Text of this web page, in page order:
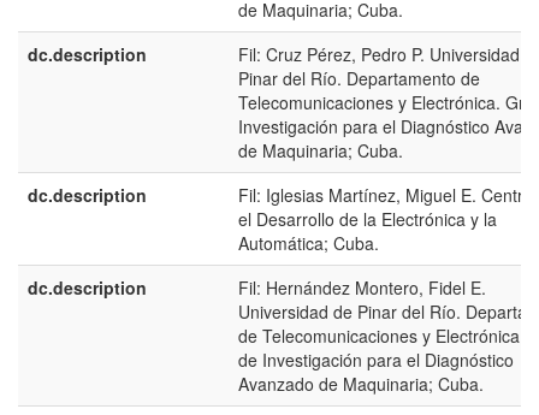
de Maquinaria; Cuba.
dc.description
Fil: Cruz Pérez, Pedro P. Universidad
Pinar del Río. Departamento de
Telecomunicaciones y Electrónica.
Investigación para el Diagnóstico
de Maquinaria; Cuba.
dc.description
Fil: Iglesias Martínez, Miguel E. Centro
el Desarrollo de la Electrónica y la
Automática; Cuba.
dc.description
Fil: Hernández Montero, Fidel E.
Universidad de Pinar del Río.
de Telecomunicaciones y Electrónica.
de Investigación para el Diagnóstico
Avanzado de Maquinaria; Cuba.